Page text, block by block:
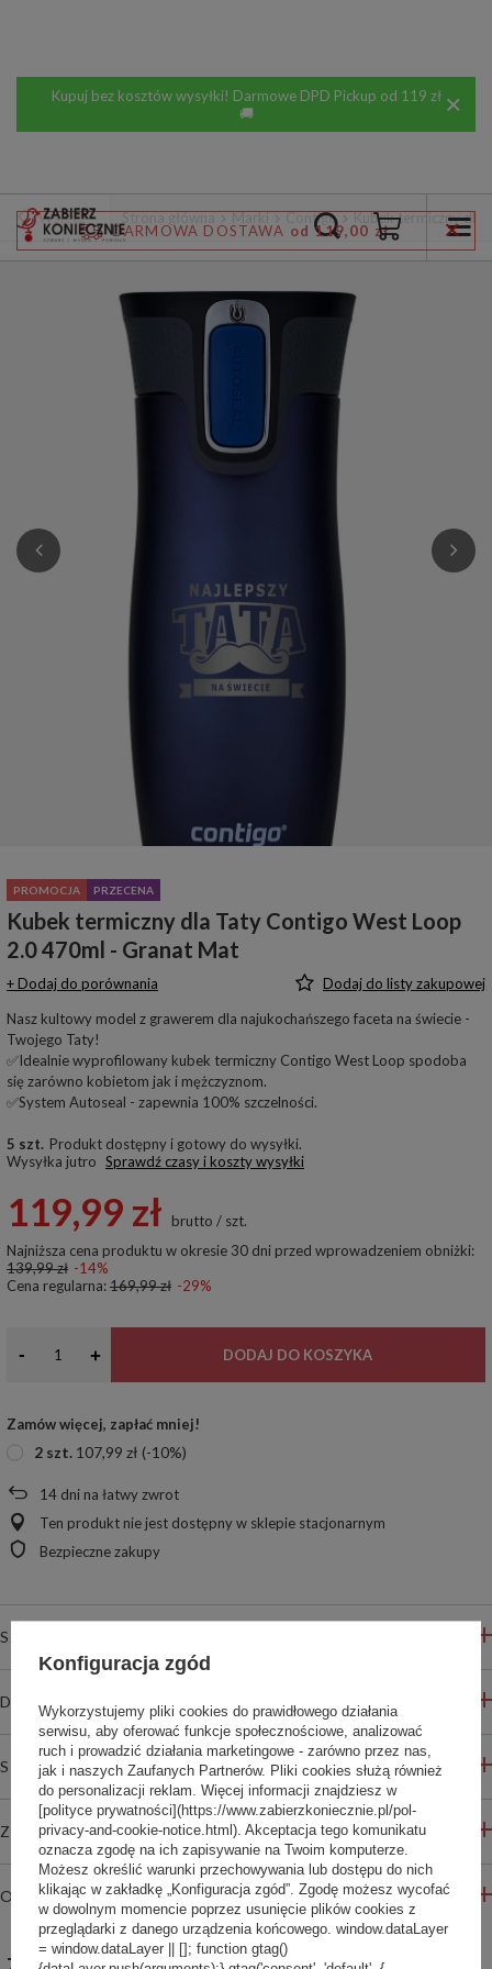
Kupuj bez kosztów wysyłki! Darmowe DPD Pickup od 119 zł
🚚
DARMOWA DOSTAWA od 119,00 zł
Wstecz Strona główna Marki Contigo Kubek termiczny dla
PROMOCJA PRZECENA
Kubek termiczny dla Taty Contigo West Loop
2.0 470ml - Granat Mat
+ Dodaj do porównania
Dodaj do listy zakupowej
Nasz kultowy model z grawerem dla najukochańszego faceta na świecie -
Twojego Taty!
✅Idealnie wyprofilowany kubek termiczny Contigo West Loop spodoba
się zarówno kobietom jak i mężczyznom.
✅System Autoseal - zapewnia 100% szczelności.
5 szt. Produkt dostępny i gotowy do wysyłki
Wysyłka jutro Sprawdź czasy i koszty wysyłki
119,99 zł brutto / szt.
Najniższa cena produktu w okresie 30 dni przed wprowadzeniem obniżki:
139,99 zł -14%
Cena regularna:169,99 zł -29%
- + DODAJ DO KOSZYKA
Zamów więcej, zapłać mniej!
2 szt. 107,99 zł (-10%)
14 dni na łatwy zwrot
Ten produkt nie jest dostępny w sklepie stacjonarnym
Bezpieczne zakupy
SZCZEGÓŁOWE INFORMACJE
DO POBRANIA
STREFA REKOMENDACJI
ZADAJ PYTANIE
OPINIE
Konfiguracja zgód
Wykorzystujemy pliki cookies do prawidłowego działania
serwisu, aby oferować funkcje społecznościowe, analizować
ruch i prowadzić działania marketingowe - zarówno przez nas,
jak i naszych Zaufanych Partnerów. Pliki cookies służą również
do personalizacji reklam. Więcej informacji znajdziesz w
[polityce prywatności](https://www.zabierzkoniecznie.pl/pol-
privacy-and-cookie-notice.html). Akceptacja tego komunikatu
oznacza zgodę na ich zapisywanie na Twoim komputerze.
Możesz określić warunki przechowywania lub dostępu do nich
klikając w zakładkę „Konfiguracja zgód”. Zgodę możesz wycofać
w dowolnym momencie poprzez usunięcie plików cookies z
przeglądarki z danego urządzenia końcowego. window.dataLayer
= window.dataLayer || []; function gtag()